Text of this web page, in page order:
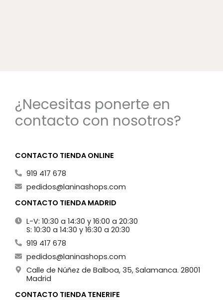
¿Necesitas ponerte en
contacto con nosotros?
CONTACTO TIENDA ONLINE
919 417 678
pedidos@laninashops.com
CONTACTO TIENDA MADRID
L-V: 10:30 a 14:30 y 16:00 a 20:30
S: 10:30 a 14:30 y 16:30 a 20:30
919 417 678
pedidos@laninashops.com
Calle de Núñez de Balboa, 35, Salamanca. 28001
Madrid
CONTACTO TIENDA TENERIFE